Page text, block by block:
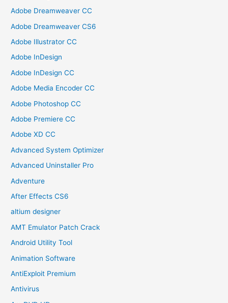
Adobe Dreamweaver CC
Adobe Dreamweaver CS6
Adobe Illustrator CC
Adobe InDesign
Adobe InDesign CC
Adobe Media Encoder CC
Adobe Photoshop CC
Adobe Premiere CC
Adobe XD CC
Advanced System Optimizer
Advanced Uninstaller Pro
Adventure
After Effects CS6
altium designer
AMT Emulator Patch Crack
Android Utility Tool
Animation Software
AntiExploit Premium
Antivirus